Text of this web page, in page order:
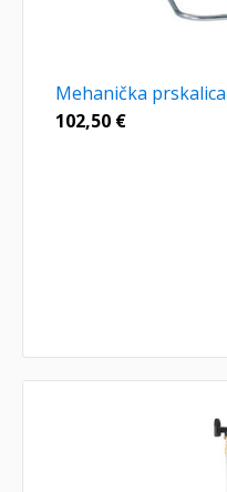
Mehanička
102,50 €